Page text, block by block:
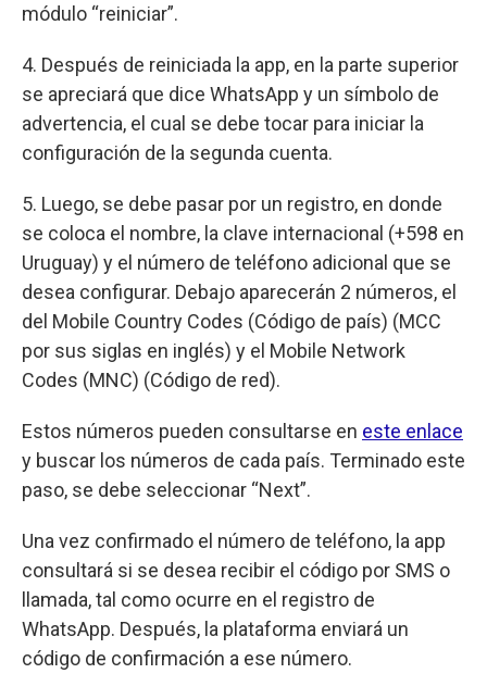
módulo “reiniciar”.
4. Después de reiniciada la app, en la parte superior
se apreciará que dice WhatsApp y un símbolo de
advertencia, el cual se debe tocar para iniciar la
configuración de la segunda cuenta.
5. Luego, se debe pasar por un registro, en donde
se coloca el nombre, la clave internacional (+598 en
Uruguay) y el número de teléfono adicional que se
desea configurar. Debajo aparecerán 2 números, el
del Mobile Country Codes (Código de país) (MCC
por sus siglas en inglés) y el Mobile Network
Codes (MNC) (Código de red).
Estos números pueden consultarse en este enlace
y buscar los números de cada país. Terminado este
paso, se debe seleccionar “Next”.
Una vez confirmado el número de teléfono, la app
consultará si se desea recibir el código por SMS o
llamada, tal como ocurre en el registro de
WhatsApp. Después, la plataforma enviará un
código de confirmación a ese número.